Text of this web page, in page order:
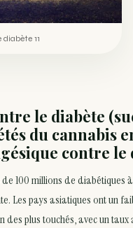
11
le diabète
du cannabis
contre le
100 millions de diabétiques
Les pays asiatiques ont un
des plus touchés, avec un